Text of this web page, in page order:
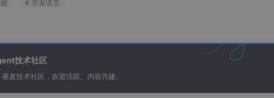
raw.githubusercontent.com httplib.h -o
（单个头文件）
raw.githubusercontent.com/nlohmann/json/develop/single_include/
# 开发语言
技术社区
直技术社区，欢迎活跃、内容共建。